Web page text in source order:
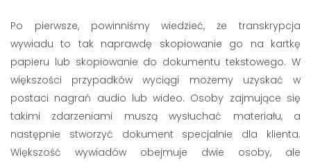
Po pierwsze, powinniśmy wiedzieć, że transkrypcja
wywiadu to tak naprawdę skopiowanie go na kartkę
papieru lub skopiowanie do dokumentu tekstowego. W
większości przypadków wyciągi możemy uzyskać w
postaci nagrań audio lub wideo. Osoby zajmujące się
takimi zdarzeniami muszą wysłuchać materiału, a
następnie stworzyć dokument specjalnie dla klienta.
Większość wywiadów obejmuje dwie osoby, ale